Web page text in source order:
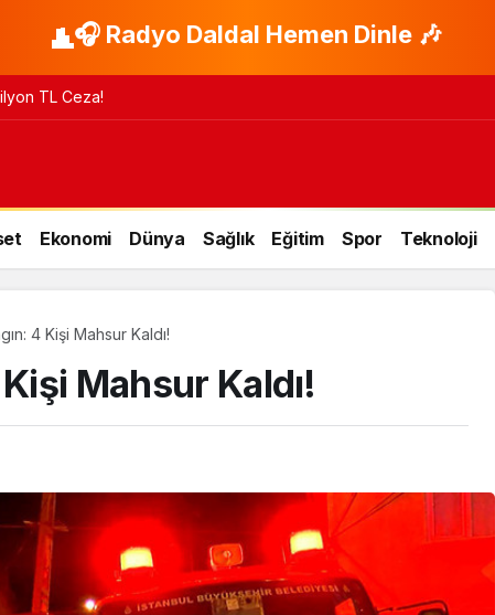
🎧 Radyo Daldal Hemen Dinle 🎶
TL Ceza!
Ekonomi Dünya Sağlık Eğitim Spor Teknoloji
4 Kişi Mahsur Kaldı!
Mahsur Kaldı!
Tartışması
Son Dakika
3 ay önce
Çaykur Rizespor, Beşiktaş’ı
Ağırlıyor!